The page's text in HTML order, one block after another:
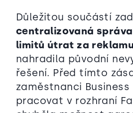
Důležitou součástí
centralizovaná
limitů útrat za
nahradila původní
řešení. Před tímto
zaměstnanci
pracovat v rozhraní